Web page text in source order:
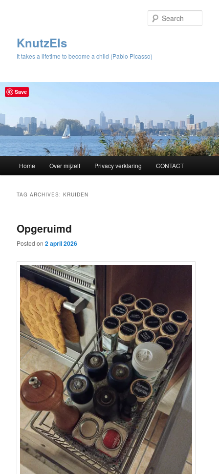
KnutzEls
It takes a lifetime to become a child (Pablo Picasso)
Skip
content
Skip
content
Home Over mijzelf Privacy verklaring CONTACT
TAG ARCHIVES:KRUIDEN
Opgeruimd
Posted on2 april 2026
Save